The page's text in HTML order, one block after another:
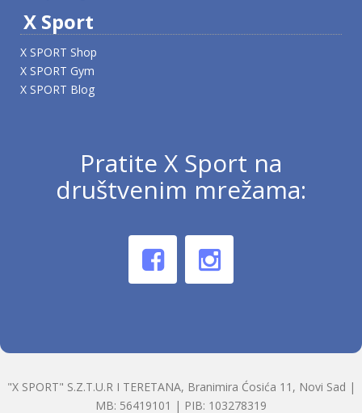
X Sport
X SPORT Shop
X SPORT Gym
X SPORT Blog
Pratite X Sport na
društvenim mrežama:
"X SPORT" S.Z.T.U.R I TERETANA, Branimira Ćosića 11, Novi Sad |
MB: 56419101 | PIB: 103278319